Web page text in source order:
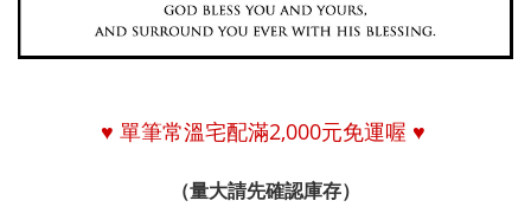
♥ 單筆常溫宅配滿2,000元免運喔 ♥
（量大請先確認庫存）